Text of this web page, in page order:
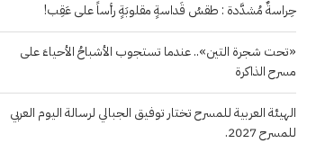
حِراسةٌ مُشدَّدة : طقسُ قَداسةٍ مقلوبَةٍ رأساً على عَقِب!
«تحت شجرة التين».. عندما تستجوب الأشباحُ الأحياءَ على
مسرح الذاكرة
الهيئة العربية للمسرح تختار توفيق الجبالي لرسالة اليوم العربي
للمسرح 2027.